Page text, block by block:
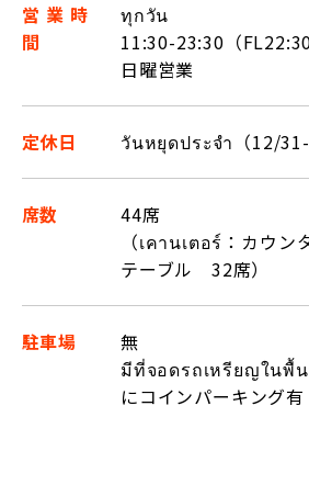
営業時
間
ทุกวัน
11:30-23:30（
日曜営業
定休日 วันหยุดประจำ（12/31-
席数
44席
（เคานเตอร์：カウ
テーブル 32席）
駐車場
無
มีที่จอดรถเหรียญในพื้
にコインパーキング有